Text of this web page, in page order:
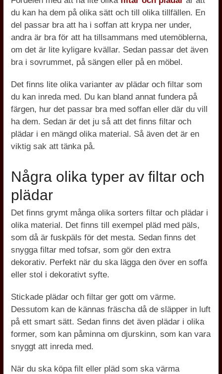
du kan ha dem på olika sätt och till olika tillfällen. En
del passar bra att ha i soffan att krypa ner under,
andra är bra för att ha tillsammans med utemöblerna,
om det är lite kyligare kvällar. Sedan passar det även
bra i sovrummet, på sängen eller på en möbel.
Det finns lite olika varianter av plädar och filtar som
du kan inreda med. Du kan bland annat fundera på
färgen, hur det passar bra med soffan eller där du vill
ha dem. Sedan är det ju så att det finns filtar och
plädar i en mängd olika material. Så även det är en
viktig sak att tänka på.
Några olika typer av filtar och
plädar
Det finns grymt många olika sorters filtar och plädar i
olika material. Det finns till exempel pläd med päls,
som då är fuskpäls för det mesta. Sedan finns det
snygga filtar med tofsar, som gör den extra
dekorativ. Perfekt när du ska lägga den över en soffa
eller stol i dekorativt syfte.
Stickade plädar och filtar ger gott om värme.
Dessutom kan de kännas fräscha då de släpper in luft
på ett smart sätt. Sedan finns det även plädar i olika
former, som kan påminna om djurskinn, som kan vara
snyggt att inreda med.
När du ska köpa filt eller pläd som ska värma